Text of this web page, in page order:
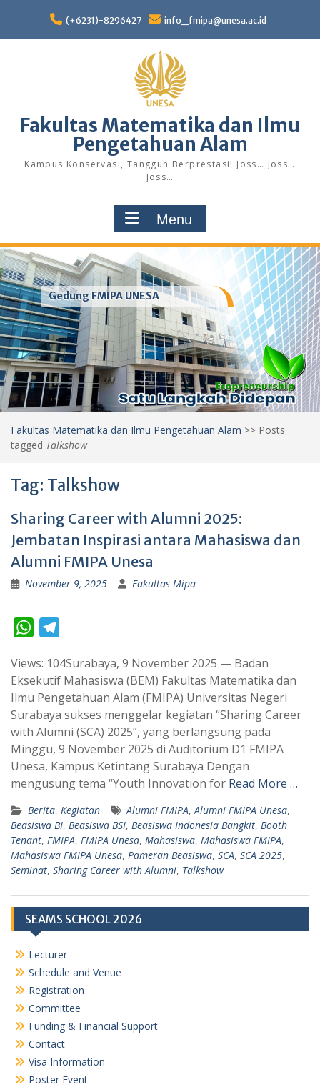
content
(+6231)-8296427 info_fmipa@unesa.ac.id
Fakultas Matematika dan Ilmu
Pengetahuan Alam
Kampus Konservasi, Tangguh Berprestasi! Joss… Joss…
Joss…
Menu
Gedung FMIPA UNESA
Fakultas Matematika dan Ilmu Pengetahuan Alam >> Posts
tagged Talkshow
Tag: Talkshow
Sharing Career with Alumni 2025:
Jembatan Inspirasi antara Mahasiswa dan
Alumni FMIPA Unesa
November 9, 2025 Fakultas Mipa
W
a
t
s
A
p
p
l
e
g
r
a
m
Views: 104Surabaya, 9 November 2025 — Badan
Eksekutif Mahasiswa (BEM) Fakultas Matematika dan
Ilmu Pengetahuan Alam (FMIPA) Universitas Negeri
Surabaya sukses menggelar kegiatan “Sharing Career
with Alumni (SCA) 2025”, yang berlangsung pada
Minggu, 9 November 2025 di Auditorium D1 FMIPA
Unesa, Kampus Ketintang Surabaya Dengan
mengusung tema “Youth Innovation for Read More …
Berita, Kegiatan Alumni FMIPA, Alumni FMIPA Unesa,
Beasiswa BI, Beasiswa BSI, Beasiswa Indonesia Bangkit, Booth
Tenant, FMIPA, FMIPA Unesa, Mahasiswa, Mahasiswa FMIPA,
Mahasiswa FMIPA Unesa, Pameran Beasiswa, SCA, SCA 2025,
Seminat, Sharing Career with Alumni, Talkshow
SEAMS SCHOOL 2026
Lecturer
Schedule and Venue
Registration
Committee
Funding & Financial Support
Contact
Visa Information
Poster Event